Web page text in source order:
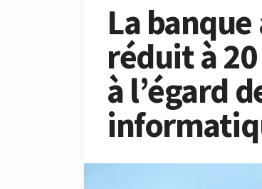
La
réduit à
à l’égard